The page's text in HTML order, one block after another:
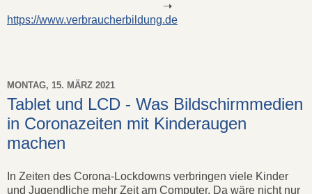
➝
https://www.verbraucherbildung.de
MONTAG, 15. MÄRZ 2021
Tablet und LCD - Was Bildschirmmedien
in Coronazeiten mit Kinderaugen
machen
In Zeiten des Corona-Lockdowns verbringen viele Kinder
und Jugendliche mehr Zeit am Computer. Da wäre nicht nur